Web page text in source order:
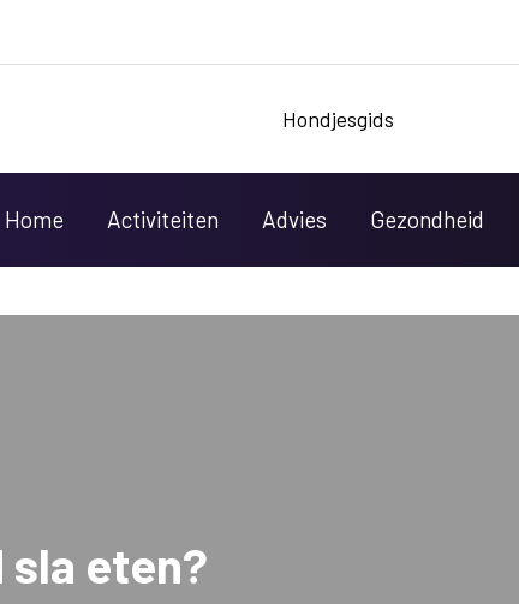
Hondjesgids
Home Activiteiten Advies Gezondheid
sla eten?